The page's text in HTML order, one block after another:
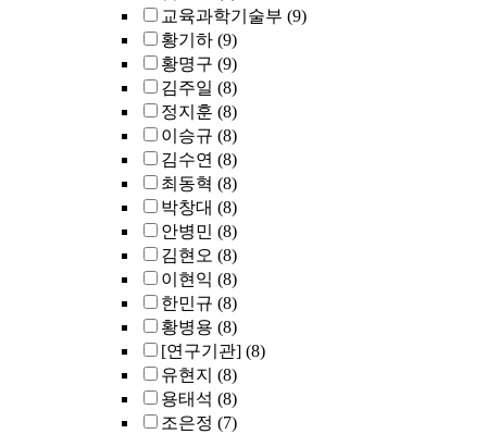
교육과학기술부 (9)
황기하 (9)
황명구 (9)
김주일 (8)
정지훈 (8)
이승규 (8)
김수연 (8)
최동혁 (8)
박창대 (8)
안병민 (8)
김현오 (8)
이현익 (8)
한민규 (8)
황병용 (8)
[연구기관] (8)
유현지 (8)
용태석 (8)
조은정 (7)